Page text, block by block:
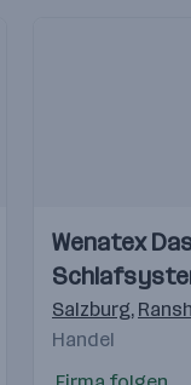
Videos
Einblicke
Einblicke
Wenatex
Salzburg,
Handel